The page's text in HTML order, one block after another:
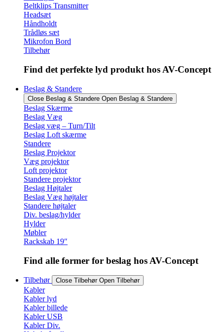
Beltklips Transmitter
Headsæt
Håndholdt
Trådløs sæt
Mikrofon Bord
Tilbehør
Find det perfekte lyd produkt hos AV-Concept
Beslag & Standere
Close Beslag & Standere Open Beslag & Standere
Beslag Skærme
Beslag Væg
Beslag væg – Turn/Tilt
Beslag Loft skærme
Standere
Beslag Projektor
Væg projektor
Loft projektor
Standere projektor
Beslag Højtaler
Beslag Væg højtaler
Standere højtaler
Div. beslag/hylder
Hylder
Møbler
Rackskab 19″
Find alle former for beslag hos AV-Concept
Tilbehør Close Tilbehør Open Tilbehør
Kabler
Kabler lyd
Kabler billede
Kabler USB
Kabler Div.